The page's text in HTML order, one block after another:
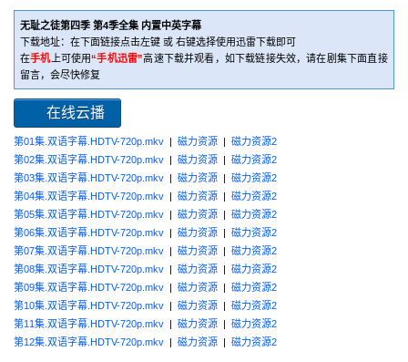
无耻之徒第四季 第4季全集 内置中英字幕
下载地址：在下面链接点击左键 或 右键选择使用迅雷下载即可
在手机上可使用“手机迅雷”高速下载并观看，如下载链接失效，请在剧集下面直接
留言，会尽快修复
在线云播
第01集.双语字幕.HDTV-720p.mkv | 磁力资源 | 磁力资源2
第02集.双语字幕.HDTV-720p.mkv | 磁力资源 | 磁力资源2
第03集.双语字幕.HDTV-720p.mkv | 磁力资源 | 磁力资源2
第04集.双语字幕.HDTV-720p.mkv | 磁力资源 | 磁力资源2
第05集.双语字幕.HDTV-720p.mkv | 磁力资源 | 磁力资源2
第06集.双语字幕.HDTV-720p.mkv | 磁力资源 | 磁力资源2
第07集.双语字幕.HDTV-720p.mkv | 磁力资源 | 磁力资源2
第08集.双语字幕.HDTV-720p.mkv | 磁力资源 | 磁力资源2
第09集.双语字幕.HDTV-720p.mkv | 磁力资源 | 磁力资源2
第10集.双语字幕.HDTV-720p.mkv | 磁力资源 | 磁力资源2
第11集.双语字幕.HDTV-720p.mkv | 磁力资源 | 磁力资源2
第12集.双语字幕.HDTV-720p.mkv | 磁力资源 | 磁力资源2